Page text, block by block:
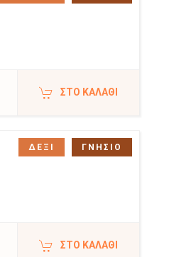
ΣΤΟ ΚΑΛΆΘΙ
ΣΤΟ ΚΑΛΆΘΙ
ΔΕΞΙ ΓΝΗΣΙΟ